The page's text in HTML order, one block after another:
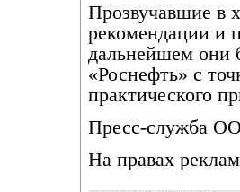
Прозвучавшие в
рекомендации и
дальнейшем они
«Роснефть» с
практического
Пресс-служба
На правах